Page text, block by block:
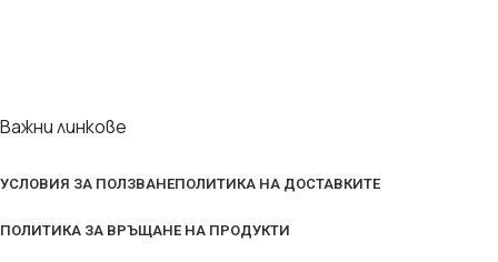
Важни линкове
УСЛОВИЯ ЗА ПОЛЗВАНЕПОЛИТИКА НА ДОСТАВКИТЕ
ПОЛИТИКА ЗА ВРЪЩАНЕ НА ПРОДУКТИ